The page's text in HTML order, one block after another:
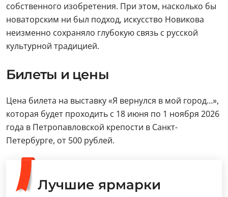
собственного изобретения. При этом, насколько бы
новаторским ни был подход, искусство Новикова
неизменно сохраняло глубокую связь с русской
культурной традицией.
Билеты и цены
Цена билета на выставку «Я вернулся в мой город…»,
которая будет проходить с 18 июня по 1 ноября 2026
года в Петропавловской крепости в Санкт-
Петербурге, от 500 рублей.
Лучшие ярмарки